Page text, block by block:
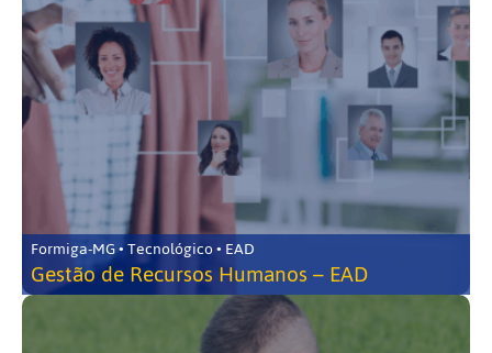
Formiga-MG • Tecnológico • EAD
Gestão de Recursos Humanos – EAD